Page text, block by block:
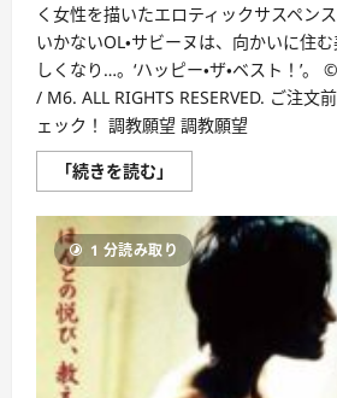
く女性を描いたエロティックサスペン
いかないOL・サビーヌは、向かいに住
しくなり…。‘ハッピー・ザ・ベスト！’
/ M6. ALL RIGHTS RESERVED. ご注文
ェック！ 調教願望 調教願望
「続きを読む」
教
望
に
つ
い
て
さ
む
1 分読み取り